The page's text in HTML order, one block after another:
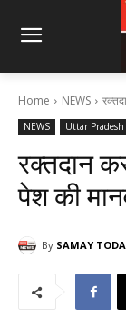
Home NEWS
NEWS Uttar Pradesh
रक्तदान
पेश की
By SAMAY